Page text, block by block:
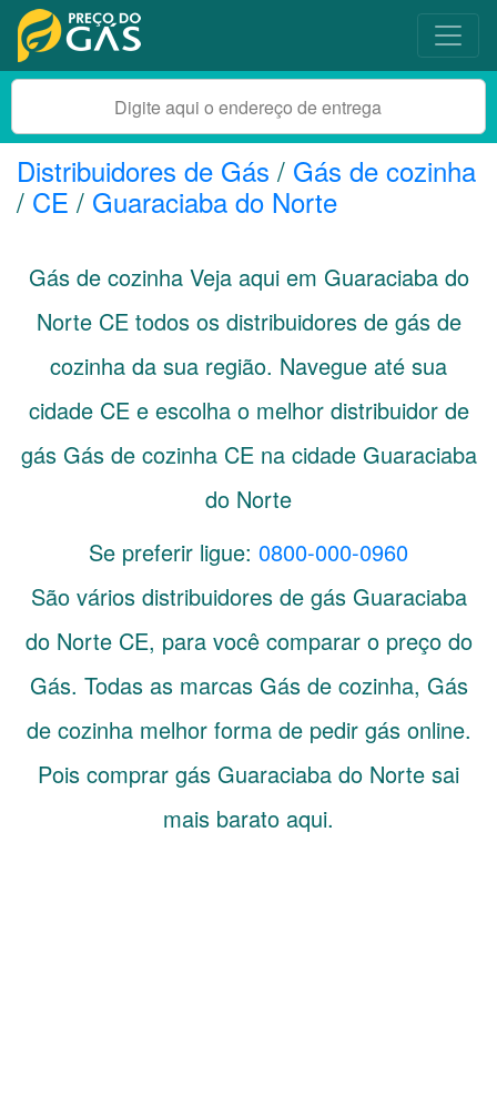
Distribuidores de Gás / Gás de cozinha
/ CE / Guaraciaba do Norte
Gás de cozinha Veja aqui em Guaraciaba do
Norte CEtodos os distribuidores de gás de
cozinha da sua região. Navegue até sua
cidade CEe escolha o melhor distribuidor de
gás Gás de cozinha CE na cidade Guaraciaba
do Norte
Se preferir ligue: 0800-000-0960
São vários distribuidores de gás Guaraciaba
do Norte CE, para você comparar o preço do
Gás. Todas as marcas Gás de cozinha, Gás
de cozinha melhor forma de pedir gás online.
Pois comprar gás Guaraciaba do Norte sai
mais barato aqui.